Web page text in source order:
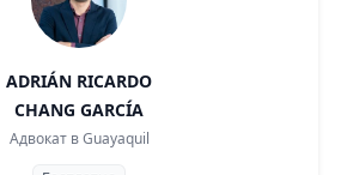
ADRIÁN RICARDO
CHANG GARCÍA
Адвокат в Guayaquil